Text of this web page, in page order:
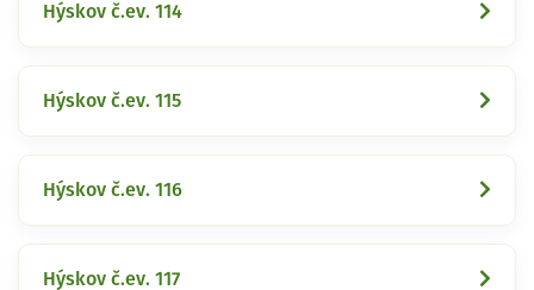
Hýskov č.ev. 114
Hýskov č.ev. 115
Hýskov č.ev. 116
Hýskov č.ev. 117